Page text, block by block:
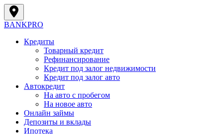
BANKPRO
Кредиты
Товарный кредит
Рефинансирование
Кредит под залог недвижимости
Кредит под залог авто
Автокредит
На авто с пробегом
На новое авто
Онлайн займы
Депозиты и вклады
Ипотека